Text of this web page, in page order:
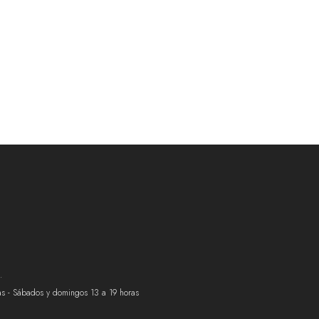
- Sábados y domingos 13 a 19 horas